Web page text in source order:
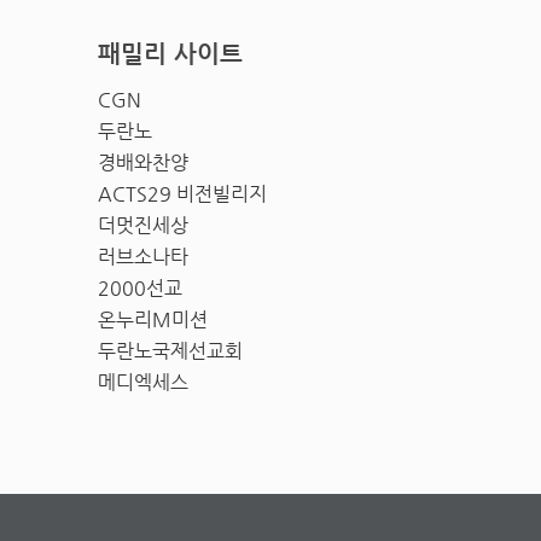
패밀리 사이트
CGN
두란노
경배와찬양
ACTS29 비전빌리지
더멋진세상
러브소나타
2000선교
온누리M미션
두란노국제선교회
메디엑세스